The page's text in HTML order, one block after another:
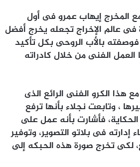
المخرج إيهاب عمرو فى أول
عالم الإخراج تجعله يخرج أفضل
بالأب الروحى بكل تأكيد
الفنى من خلال كادراته
هذا الكرو الفنى الرائع الذى
، وتابعت نجلاء بأنها ترفع
فأشارت بأنه عمل على
فى بلاتو التصوير، وتوفير
لكى تخرج صورة هذه الحبكه إلى